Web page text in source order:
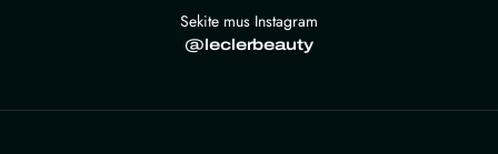
Sekite mus Instagram
@leclerbeauty